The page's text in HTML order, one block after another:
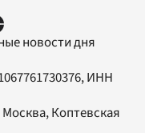
новости дня
ИНН
Коптевская